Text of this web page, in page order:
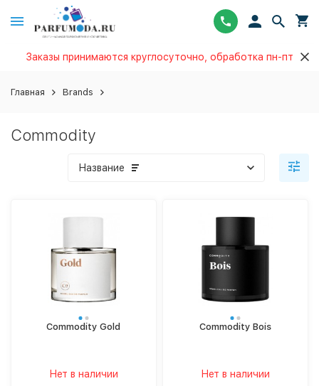
Заказы принимаются круглосуточно, обработка пн-пт
Главная Brands
Commodity
Название
Commodity Gold
Нет в наличии
Commodity Bois
Нет в наличии